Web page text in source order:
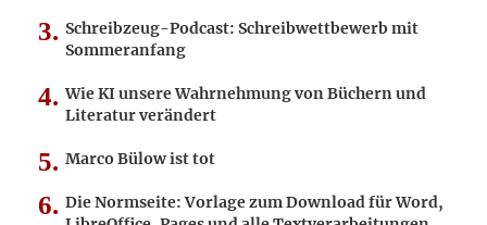
Schreibzeug-Podcast: Schreibwettbewerb mit
Sommeranfang
Wie KI unsere Wahrnehmung von Büchern und
Literatur verändert
Marco Bülow ist tot
Die Normseite: Vorlage zum Download für Word,